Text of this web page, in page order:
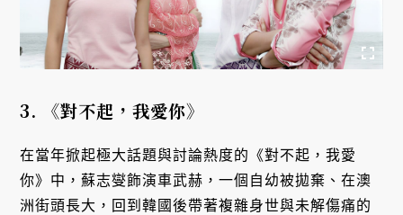
3. 《對不起，我愛你》
在當年掀起極大話題與討論熱度的《對不起，我愛
你》中，蘇志燮飾演車武赫，一個自幼被拋棄、在澳
洲街頭長大，回到韓國後帶著複雜身世與未解傷痛的